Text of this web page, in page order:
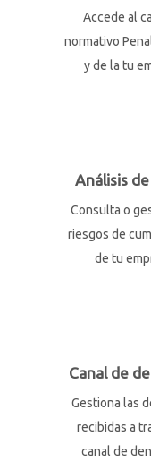
Accede al
normativo
y de la tu
Análisis
Consulta o
riesgos de
de tu
Canal de
Gestiona las
recibidas a
canal de